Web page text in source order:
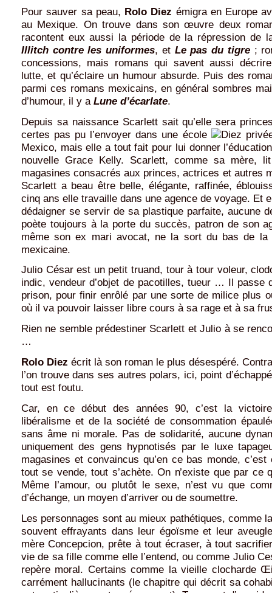
Pour sauver sa peau, Rolo Diez émigra en Europe
au Mexique. On trouve dans son œuvre deux
racontent eux aussi la période de la répression de
Illitch contre les uniformes, et Le pas du tigre ;
concessions, mais romans qui savent aussi
lutte, et qu’éclaire un humour absurde. Puis des
parmi ces romans mexicains, en général sombres
d’humour, il y a Lune d’écarlate.
Depuis sa naissance Scarlett sait qu’elle sera
certes pas pu l’envoyer dans une école
Mexico, mais elle a tout fait pour lui donner
nouvelle Grace Kelly. Scarlett, comme sa mère,
magasines consacrés aux princes, actrices et autres
Scarlett a beau être belle, élégante, raffinée,
cinq ans elle travaille dans une agence de voyage. Et
dédaigner se servir de sa plastique parfaite, aucune
poète toujours à la porte du succès, patron de son
même son ex mari avocat, ne la sort du bas de la
mexicaine.
Julio César est un petit truand, tour à tour voleur,
indic, vendeur d’objet de pacotilles, tueur … Il passe
prison, pour finir enrôlé par une sorte de milice plus
où il va pouvoir laisser libre cours à sa rage et à sa
Rien ne semble prédestiner Scarlett et Julio à se
…
Rolo Diez écrit là son roman le plus désespéré.
l’on trouve dans ses autres polars, ici, point
tout est foutu.
Car, en ce début des années 90, c’est la
libéralisme et de la société de consommation
sans âme ni morale. Pas de solidarité, aucune
uniquement des gens hypnotisés par le luxe
magasines et convaincus qu’en ce bas monde,
tout se vende, tout s’achète. On n’existe que par ce
Même l’amour, ou plutôt le sexe, n’est vu que
d’échange, un moyen d’arriver ou de soumettre.
Les personnages sont au mieux pathétiques, comme
souvent effrayants dans leur égoïsme et leur
mère Concepcion, prête à tout écraser, à tout
vie de sa fille comme elle l’entend, ou comme Julio
repère moral. Certains comme la vieille clocharde
carrément hallucinants (le chapitre qui décrit sa